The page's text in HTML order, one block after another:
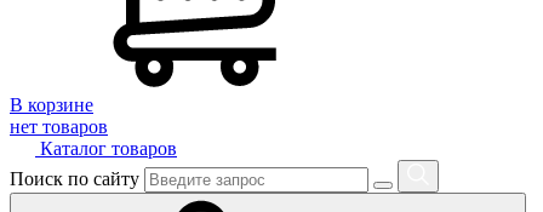
В корзине
нет товаров
Каталог товаров
Поиск по сайту